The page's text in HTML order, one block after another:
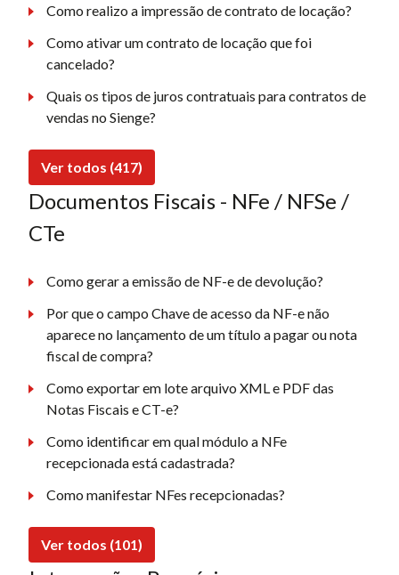
Como realizo a impressão de contrato de locação?
Como ativar um contrato de locação que foi
cancelado?
Quais os tipos de juros contratuais para contratos de
vendas no Sienge?
Ver todos (417)
Documentos Fiscais - NFe / NFSe /
CTe
Como gerar a emissão de NF-e de devolução?
Por que o campo Chave de acesso da NF-e não
aparece no lançamento de um título a pagar ou nota
fiscal de compra?
Como exportar em lote arquivo XML e PDF das
Notas Fiscais e CT-e?
Como identificar em qual módulo a NFe
recepcionada está cadastrada?
Como manifestar NFes recepcionadas?
Ver todos (101)